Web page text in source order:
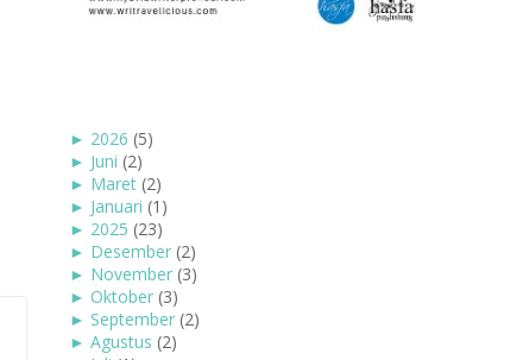
► 2026 (5)
► Juni (2)
► Maret (2)
► Januari (1)
► 2025 (23)
► Desember (2)
► November (3)
► Oktober (3)
► September (2)
► Agustus (2)